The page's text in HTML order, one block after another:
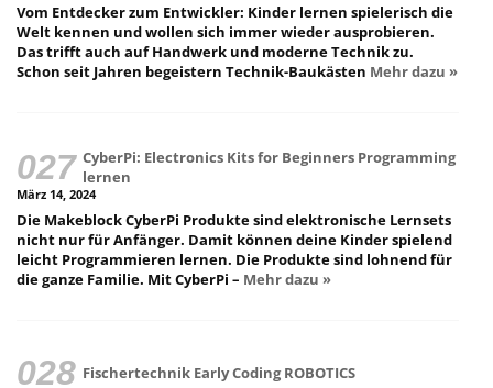
Vom Entdecker zum Entwickler: Kinder lernen spielerisch die
Welt kennen und wollen sich immer wieder ausprobieren.
Das trifft auch auf Handwerk und moderne Technik zu.
Schon seit Jahren begeistern Technik-Baukästen Mehr dazu »
CyberPi: Electronics Kits for Beginners Programming
lernen
März 14, 2024
Die Makeblock CyberPi Produkte sind elektronische Lernsets
nicht nur für Anfänger. Damit können deine Kinder spielend
leicht Programmieren lernen. Die Produkte sind lohnend für
die ganze Familie. Mit CyberPi – Mehr dazu »
Fischertechnik Early Coding ROBOTICS